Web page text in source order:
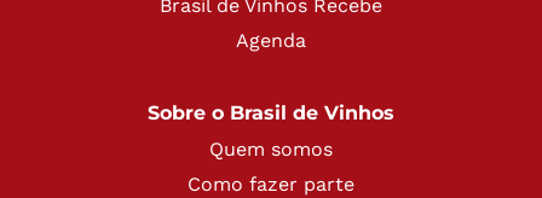
Brasil de Vinhos Recebe
Agenda
Sobre o Brasil de Vinhos
Quem somos
Como fazer parte